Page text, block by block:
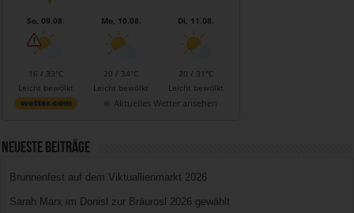
So, 09.08.
16 / 33°C
Leicht bewölkt
Mo, 10.08.
20 / 34°C
Leicht bewölkt
Di, 11.08.
20 / 31°C
Leicht bewölkt
Aktuelles Wetter ansehen
Neueste Beiträge
Brunnenfest auf dem Viktuallienmarkt 2026
Sarah Marx im Donisl zur Bräurosl 2026 gewählt